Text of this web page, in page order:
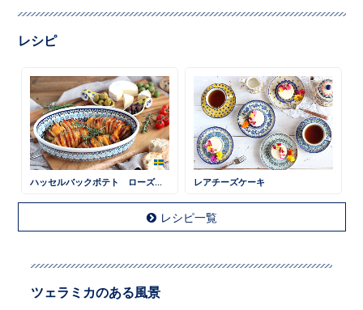
レシピ
ハッセルバックポテト ローズマリー風味 レアチーズケーキ
レシピ一覧
ツェラミカのある風景